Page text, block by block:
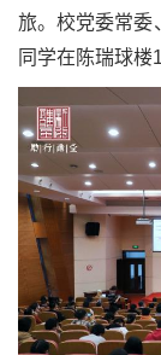
旅。校党委常委
同学在陈瑞球楼